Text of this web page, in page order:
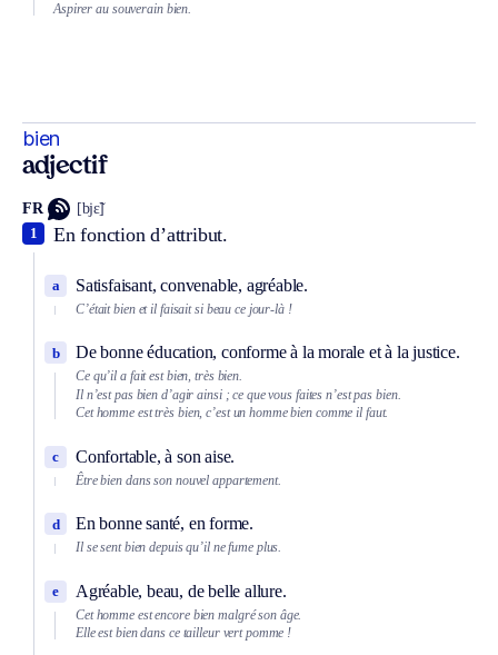
Aspirer au souverain bien.
bien
adjectif
FR [bjɛ̃]
En fonction d’attribut.
1
Satisfaisant, convenable, agréable.
a
C’était bien et il faisait si beau ce jour-là !
De bonne éducation, conforme à la morale et à la justice.
b
Ce qu’il a fait est bien, très bien.
Il n’est pas bien d’agir ainsi ; ce que vous faites n’est pas bien.
Cet homme est très bien, c’est un homme bien comme il faut.
Confortable, à son aise.
c
Être bien dans son nouvel appartement.
En bonne santé, en forme.
d
Il se sent bien depuis qu’il ne fume plus.
Agréable, beau, de belle allure.
e
Cet homme est encore bien malgré son âge.
Elle est bien dans ce tailleur vert pomme !